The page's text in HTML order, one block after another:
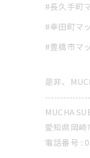
#長久手町
#幸田町マ
#豊橋市マ
是非、
MUCHA
愛知県岡
電話番号 :